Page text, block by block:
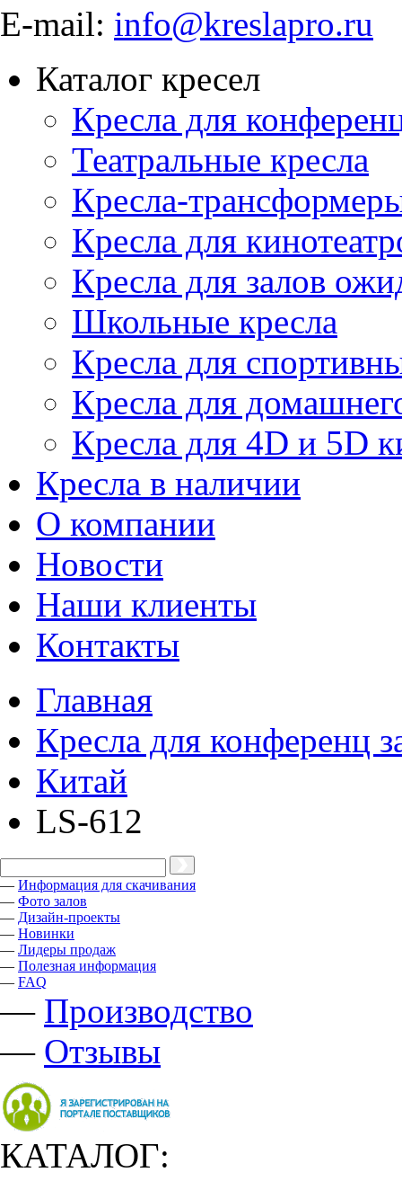
E-mail: info@kreslapro.ru
Каталог кресел
Кресла для
Театральные кресла
Кресла-
Кресла для
Кресла для залов
Школьные кресла
Кресла для
Кресла для
Кресла для 4D и 5D
Кресла в наличии
О компании
Новости
Наши клиенты
Контакты
Главная
Кресла для конференц
Китай
LS-612
— Информация для скачивания
— Фото залов
— Дизайн-проекты
— Новинки
— Лидеры продаж
— Полезная информация
— FAQ
— Производство
— Отзывы
КАТАЛОГ: